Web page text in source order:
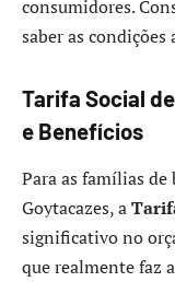
consumidores.
saber as condições
Tarifa Social
e Benefícios
Para as famílias de
Goytacazes, a
significativo no
que realmente faz